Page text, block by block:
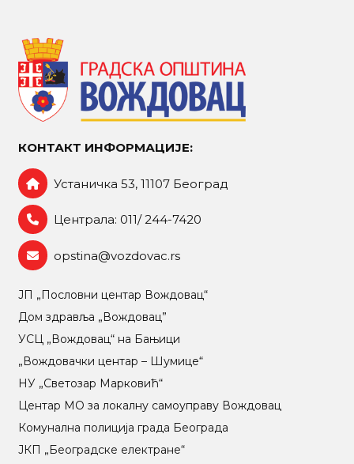
КОНТАКТ ИНФОРМАЦИЈЕ:
Устаничка 53, 11107 Београд
Централа: 011/ 244-7420
opstina@vozdovac.rs
ЈП „Пословни центар Вождовац“
Дом здравља „Вождовац”
УСЦ „Вождовац“ на Бањици
„Вождовачки центар – Шумице“
НУ „Светозар Марковић“
Центар МO за локалну самоуправу Вождовац
Комунална полиција града Београда
ЈКП „Београдске електране“